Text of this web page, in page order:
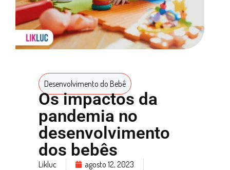
Desenvolvimento do Bebê
Os impactos da
pandemia no
desenvolvimento
dos bebês
Likluc agosto 12, 2023